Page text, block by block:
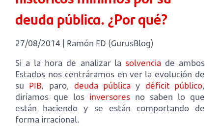
deuda pública. ¿Por qué?
27/08/2014 | Ramón FD (GurusBlog)
Si a la hora de analizar la solvencia de ambos
Estados nos centráramos en ver la evolución de
su PIB, paro, deuda pública y déficit público,
diríamos que los inversores no saben lo que
están haciendo y se están comportando de
forma irracional.